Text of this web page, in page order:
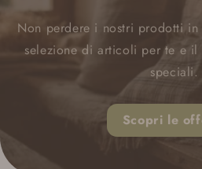
Non perdere i nostri prodotti
selezione di articoli per te e il
speciali.
Scopri le